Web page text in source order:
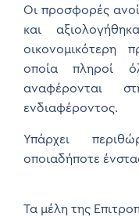
Οι προσφορές
και
οποία πληροί
αναφέρονται
ενδιαφέροντος.
Υπάρχει
οποιαδήποτε
Τα μέλη της